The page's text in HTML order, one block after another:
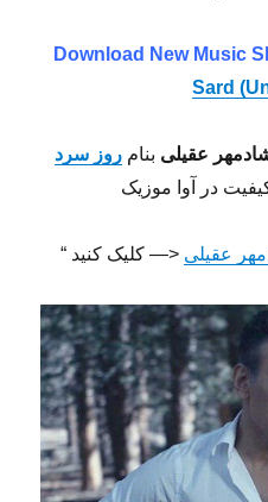
Download New Music
Sard
عقیلی بنام روز سرد
کیفیت در آوا موزیک
عقیلی <— کلیک کنید “